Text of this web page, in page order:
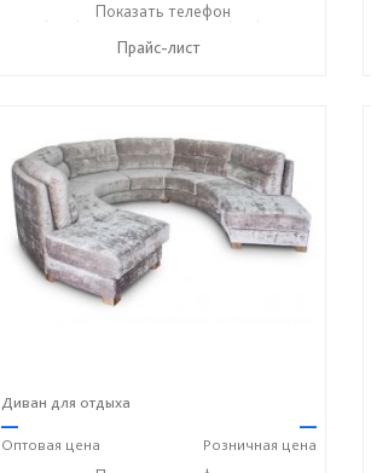
+7 (989) 269-73-94 ☎+7 (918) 316-91-77
Показать телефон
Прайс-лист
Диван для отдыха
—
Оптовая цена
—
Розничная цена